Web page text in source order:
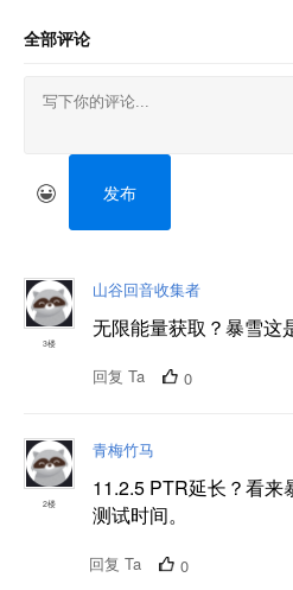
全部评论
发布
3楼
山谷回音收集者
无限能量获取？暴雪这
回复 Ta 0
2楼
青梅竹马
11.2.5 PTR延长？看
测试时间。
回复 Ta 0